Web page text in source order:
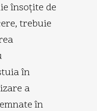
însoţite de
trebuie
în
a
în